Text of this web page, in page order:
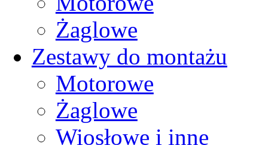
Żaglowe
Zestawy do montażu
Motorowe
Żaglowe
Wiosłowe i inne